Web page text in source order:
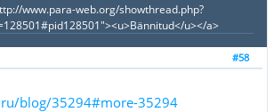
www.para-web.org/showthread.php?
u></a>
#58
blog/35294#more-35294